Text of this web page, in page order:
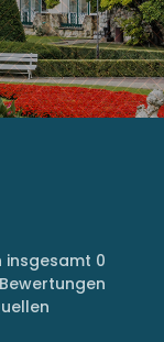
insgesamt 0